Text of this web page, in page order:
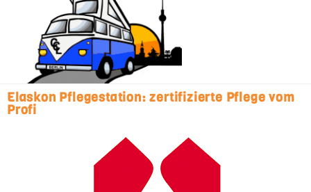
Elaskon Pflegestation: zertifizierte Pflege vom
Profi